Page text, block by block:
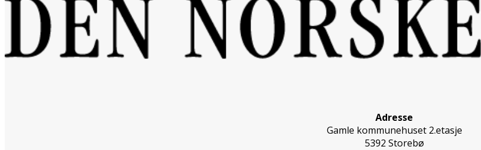
Adresse
Gamle kommunehuset 2.etasje
5392 Storebø